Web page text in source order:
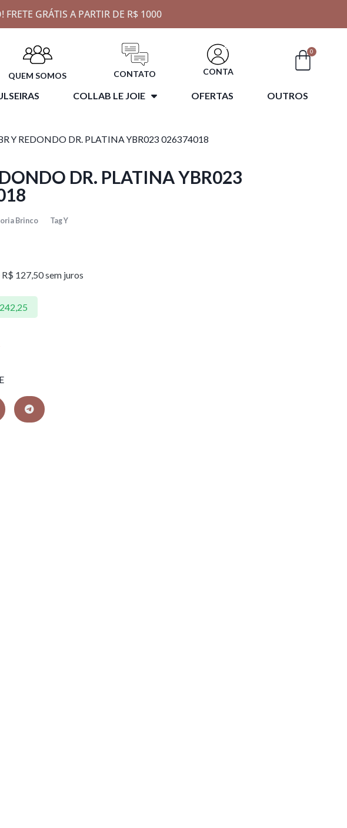
GRÁTIS A PARTIR DE R$ 1000
QUEM SOMOS CONTATO CONTA
0
COLLAB LE JOIE OFERTAS OUTROS
Y REDONDO DR. PLATINA YBR023 026374018
DR. PLATINA YBR023
Brinco TagY
R$ 127,50sem juros
242,25